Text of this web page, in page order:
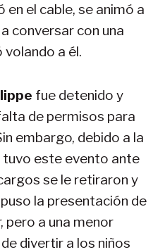
el cable, se animó a
conversar con una
a él.
fue detenido y
de permisos para
embargo, debido a la
tuvo este evento ante
se le retiraron y
la presentación de
pero a una menor
divertir a los niños